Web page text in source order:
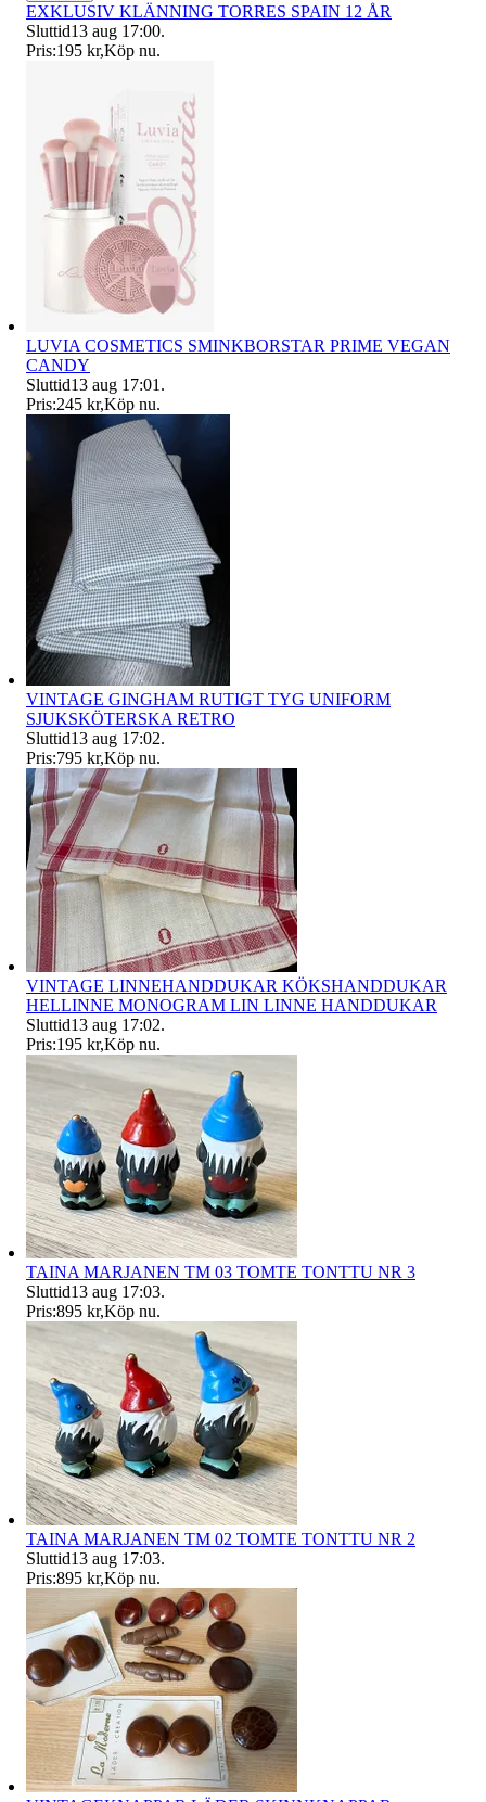
EXKLUSIV KLÄNNING TORRES SPAIN 12 ÅR
Sluttid13 aug 17:00.
Pris:195 kr,Köp nu.
LUVIA COSMETICS SMINKBORSTAR PRIME VEGAN
CANDY
Sluttid13 aug 17:01 .
Pris:245 kr,Köp nu.
VINTAGE GINGHAM RUTIGT TYG UNIFORM
SJUKSKÖTERSKA RETRO
Sluttid13 aug 17:02.
Pris:795 kr,Köp nu.
VINTAGE LINNEHANDDUKAR KÖKSHANDDUKAR
HELLINNE MONOGRAM LIN LINNE HANDDUKAR
Sluttid13 aug 17:02.
Pris:195 kr,Köp nu.
TAINA MARJANEN TM 03 TOMTE TONTTU NR 3
Sluttid13 aug 17:03.
Pris:895 kr,Köp nu.
TAINA MARJANEN TM 02 TOMTE TONTTU NR 2
Sluttid13 aug 17:03.
Pris:895 kr,Köp nu.